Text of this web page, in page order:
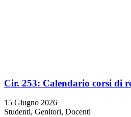
Cir. 253: Calendario corsi di
15 Giugno 2026
Studenti, Genitori, Docenti